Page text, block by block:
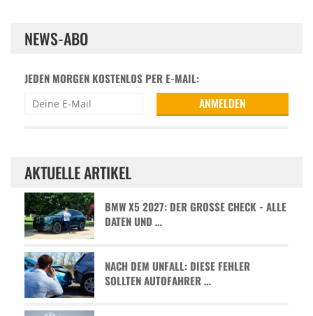
NEWS-ABO
JEDEN MORGEN KOSTENLOS PER E-MAIL:
AKTUELLE ARTIKEL
BMW X5 2027: DER GROSSE CHECK - ALLE D
ATEN UND …
NACH DEM UNFALL: DIESE FEHLER
SOLLTEN AUTOFAHRER …